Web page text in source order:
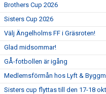
Brothers Cup 2026
Sisters Cup 2026
Välj Ängelholms FF i Gräsroten!
Glad midsommar!
GÅ-fotbollen är igång
Medlemsförmån hos Lyft &
Sisters cup flyttas till den 17-18